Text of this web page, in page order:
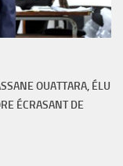
OUATTARA, ÉLU
ÉCRASANT DE